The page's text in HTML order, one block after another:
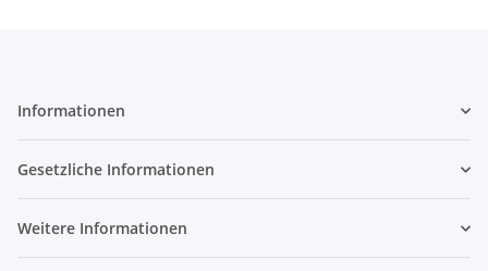
Informationen
Gesetzliche Informationen
Weitere Informationen